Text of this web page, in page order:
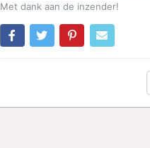
Met dank aan de inzender!